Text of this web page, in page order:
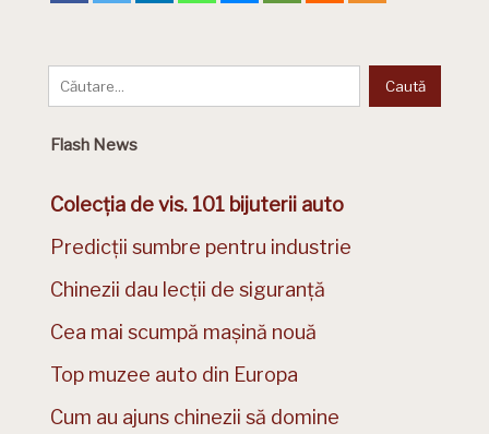
Flash News
Colecția de vis. 101 bijuterii auto
Predicții sumbre pentru industrie
Chinezii dau lecții de siguranță
Cea mai scumpă mașină nouă
Top muzee auto din Europa
Cum au ajuns chinezii să domine